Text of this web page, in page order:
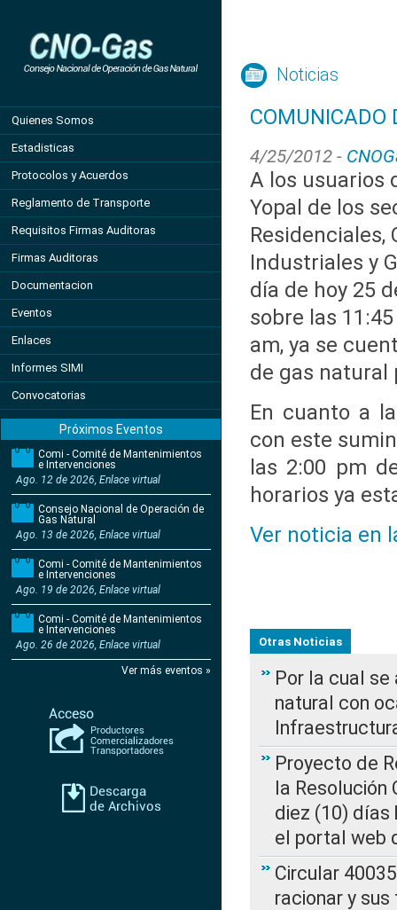
Quienes Somos
Estadisticas
Protocolos y Acuerdos
Reglamento de Transporte
Requisitos Firmas Auditoras
Firmas Auditoras
Documentacion
Eventos
Enlaces
Informes SIMI
Convocatorias
Próximos Eventos
Comi - Comité de Mantenimientos
e Intervenciones
Ago. 12 de 2026, Enlace virtual
Consejo Nacional de Operación de
Gas Natural
Ago. 13 de 2026, Enlace virtual
Comi - Comité de Mantenimientos
e Intervenciones
Ago. 19 de 2026, Enlace virtual
Comi - Comité de Mantenimientos
e Intervenciones
Ago. 26 de 2026, Enlace virtual
Ver más eventos »
Noticias
COMUNICADO
4/25/2012 -
A los usuarios
Yopal de los
Residenciales,
Industriales y
día de hoy 25
sobre las 11:45
am, ya se
de gas natural
En cuanto a
con este
las 2:00 pm
horarios ya
Ver noticia en
Otras Noticias
Por la cual
natural con
Proyecto de
la Resolución
diez (10) días
el portal web
Circular
racionar y